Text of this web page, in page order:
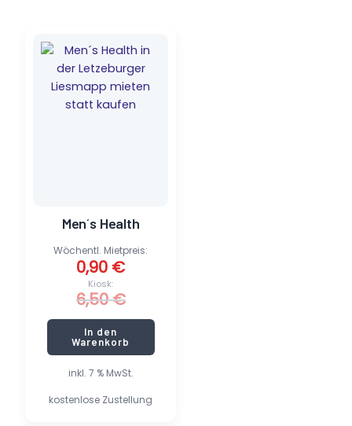
inkl. 7 % MwSt.
kostenlose Zustellung
Men´s Health
Kiosk:
6,50€
Preis
war:
6,50 €
Wöchentl. Mietpreis:
0,90 €
Preis
ist:
0,90 €.
In den
Warenkorb